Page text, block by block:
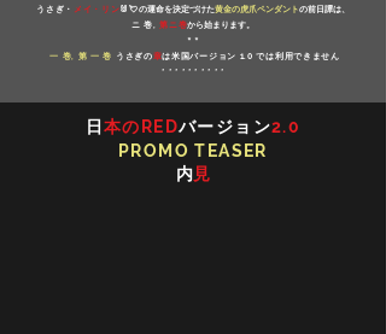
うさぎ・ メイ・リン🐰💘の運命を決定づけた黄金の虎爪ペンダントの前日譚は、
ニ 巻,第ニ巻から始まります。
* *
一 巻, 第 一 巻 うさぎの章は米国バージョン 1.0 では利用できません
* * * * * * * * * *
日本のREDバージョン2.0
PROMO TEASER
内見